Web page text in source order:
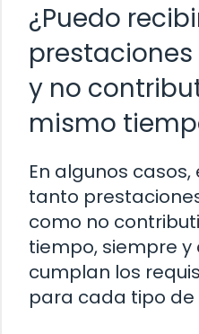
¿Puedo
y no
mismo
En algunos
tanto
como no
tiempo, siempre y
cumplan los
para cada tipo de